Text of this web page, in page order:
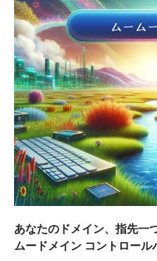
あなたのドメイン、指先一
ムードメイン コントロール